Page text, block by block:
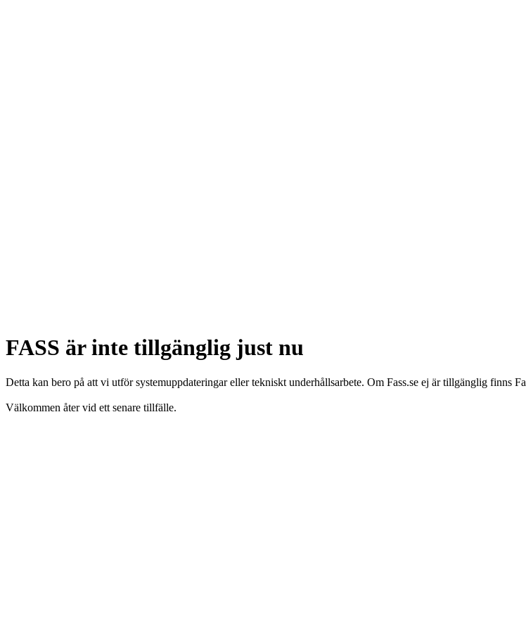
FASS är inte tillgänglig just nu
Detta kan bero på att vi utför systemuppdateringar eller tekniskt underhållsarbete. Om Fass.se ej är tillgänglig finns
Välkommen åter vid ett senare tillfälle.